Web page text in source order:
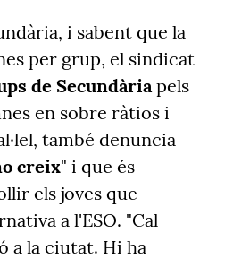
i sabent que la
per grup, el sindicat
de Secundàriapels
en sobre ràtios i
també denuncia
creix" i que és
els joves que
a l'ESO. "Cal
a la ciutat. Hi ha